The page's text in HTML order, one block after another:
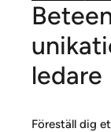
ledare
Föreställ dig